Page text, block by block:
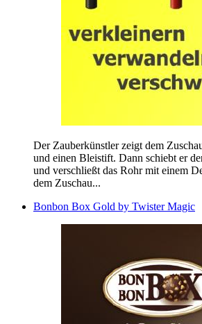
Der Zauberkünstler zeigt dem
und einen Bleistift. Dann schiebt er
und verschließt das Rohr mit einem
dem Zuschau...
Bonbon Box Gold by Twister Magic